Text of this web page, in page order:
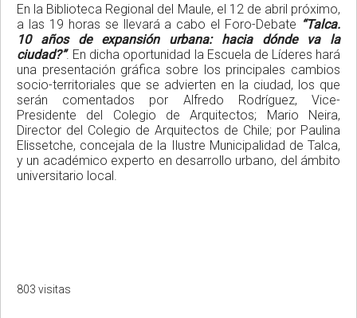
En la Biblioteca Regional del Maule, el 12 de abril próximo,
a las 19 horas se llevará a cabo el Foro-Debate “Talca.
10 años de expansión urbana: hacia dónde va la
ciudad?”. En dicha oportunidad la Escuela de Líderes hará
una presentación gráfica sobre los principales cambios
socio-territoriales que se advierten en la ciudad, los que
serán comentados por Alfredo Rodríguez, Vice-
Presidente del Colegio de Arquitectos; Mario Neira,
Director del Colegio de Arquitectos de Chile; por Paulina
Elissetche, concejala de la Ilustre Municipalidad de Talca,
y un académico experto en desarrollo urbano, del ámbito
universitario local.
803 visitas